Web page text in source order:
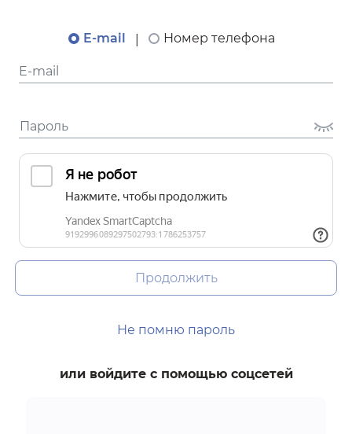
E-mail Номер телефона
Продолжить
Не помню пароль
или войдите с помощью соцсетей